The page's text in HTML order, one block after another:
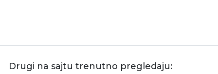
Drugi na sajtu trenutno pregledaju: